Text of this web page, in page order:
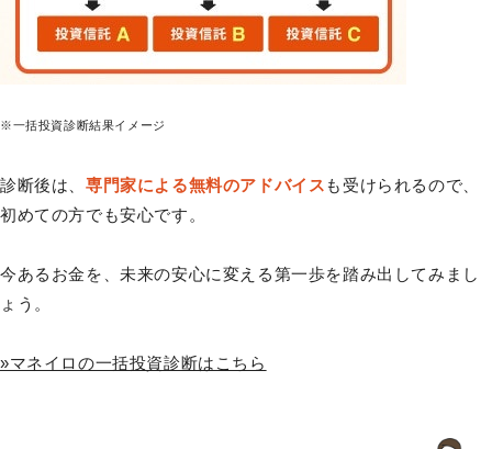
※一括投資診断結果イメージ
診断後は、 専門家による無料のアドバイス も受けられるので、
初めての方でも安心です。
今あるお金を、未来の安心に変える第一歩を踏み出してみまし
ょう。
»マネイロの一括投資診断はこちら